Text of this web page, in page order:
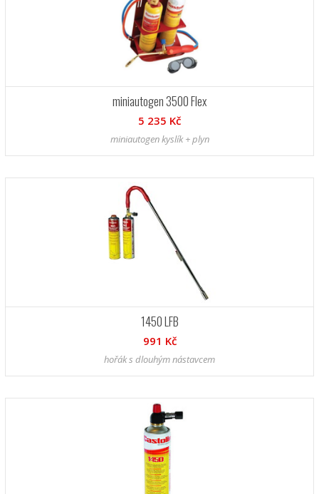
miniautogen 3500 Flex
5 235 Kč
miniautogen kyslík + plyn
1450 LFB
991 Kč
hořák s dlouhým nástavcem